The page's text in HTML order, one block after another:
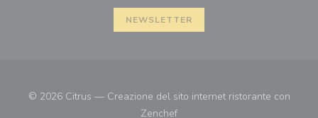
NEWSLETTER
© 2026 Citrus — Creazione del sito internet ristorante con
Zenchef((apre una nuova finestra))